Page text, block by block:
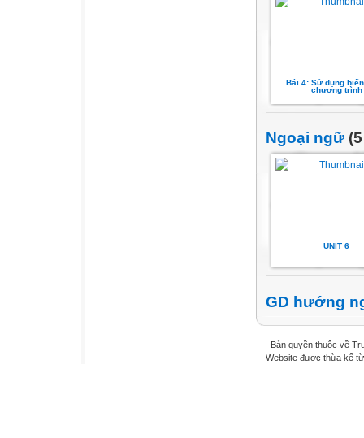
Bái 4: Sử dụng
chương trình
Ngoại ngữ
UNIT 6
GD hướng
Bản quyền thuộc về
Website được thừa kế